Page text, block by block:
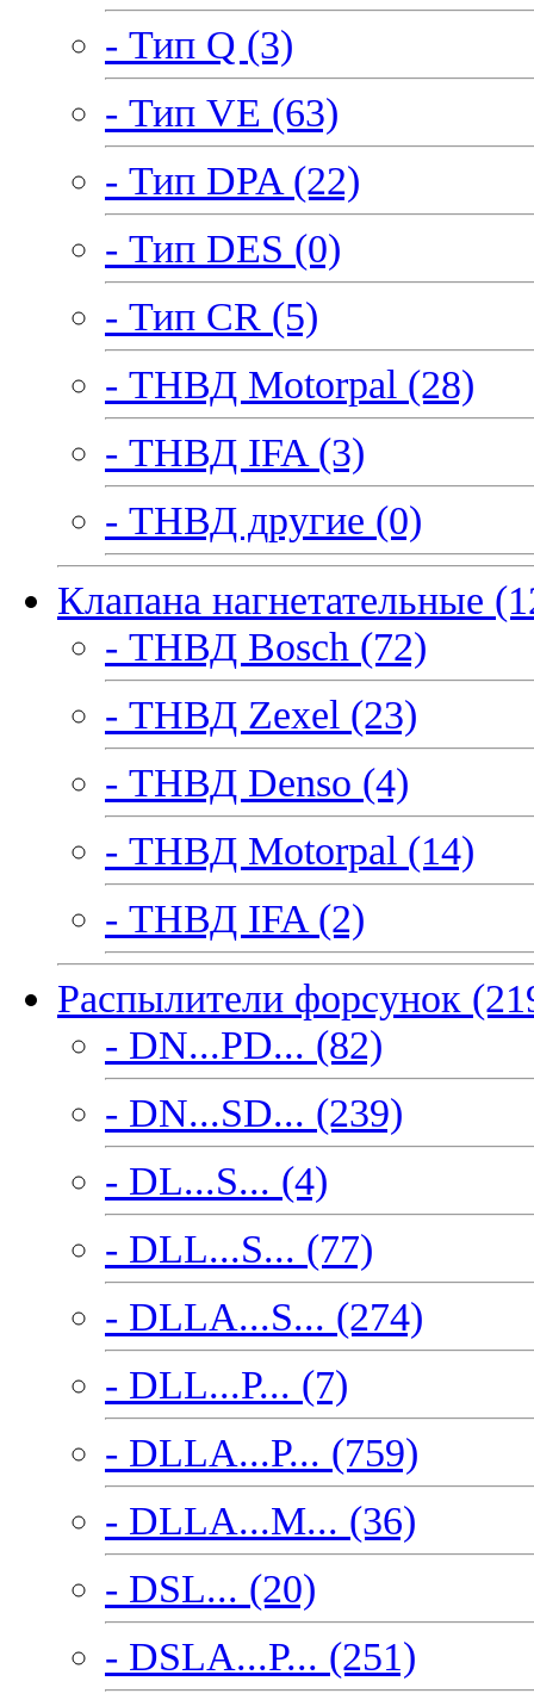
- Тип Q (3)
- Тип VE (63)
- Тип DPA (22)
- Тип DES (0)
- Тип CR (5)
- ТНВД Motorpal (28)
- ТНВД IFA (3)
- ТНВД другие (0)
Клапана нагнетательные
- ТНВД Bosch (72)
- ТНВД Zexel (23)
- ТНВД Denso (4)
- ТНВД Motorpal (14)
- ТНВД IFA (2)
Распылители форсунок
- DN...PD... (82)
- DN...SD... (239)
- DL...S... (4)
- DLL...S... (77)
- DLLA...S... (274)
- DLL...P... (7)
- DLLA...P... (759)
- DLLA...M... (36)
- DSL... (20)
- DSLA...P... (251)